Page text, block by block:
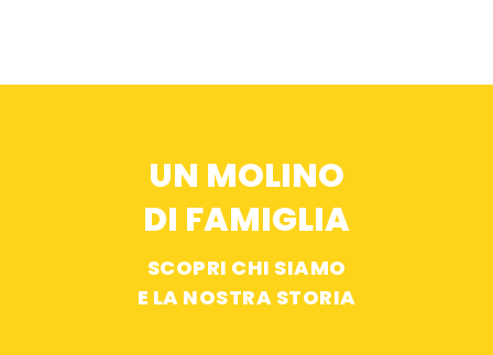
UN MOLINO
DI FAMIGLIA
SCOPRI CHI SIAMO
E LA NOSTRA STORIA